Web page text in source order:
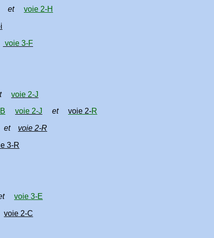
et voie 2-H
voie 3-F
voie 2-J
voie 2-J et voie 2-R
et voie 2-R
3-R
voie 3-E
voie 2-C